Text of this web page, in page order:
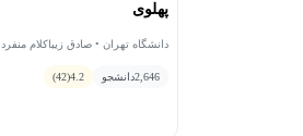
پهلوی
دانشگاه تهران • صادق زیباکلام منفرد
2,646دانشجو 4.2
(42)